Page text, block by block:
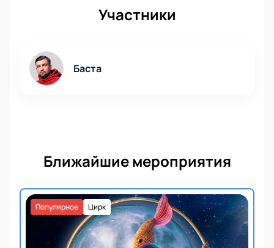
Участники
Баста
Ближайшие мероприятия
Цирк
Популярное